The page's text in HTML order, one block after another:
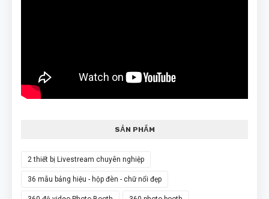
SẢN PHẨM
2 thiết bị Livestream chuyên nghiệp
36 mẫu bảng hiệu - hộp đèn - chữ nổi đẹp